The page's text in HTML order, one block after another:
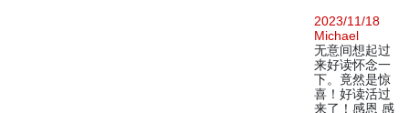
2023/11/18
Michael
无意间想起过
来好读怀念一
下。竟然是惊
喜！好读活过
来了！感恩 感